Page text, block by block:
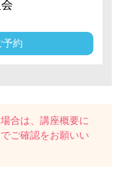
予約
合は、講座概要に
ご確認をお願いい